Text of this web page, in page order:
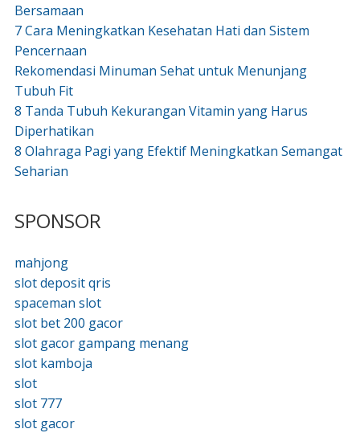
Bersamaan
7 Cara Meningkatkan Kesehatan Hati dan Sistem
Pencernaan
Rekomendasi Minuman Sehat untuk Menunjang
Tubuh Fit
8 Tanda Tubuh Kekurangan Vitamin yang Harus
Diperhatikan
8 Olahraga Pagi yang Efektif Meningkatkan Semangat
Seharian
SPONSOR
mahjong
slot deposit qris
spaceman slot
slot bet 200 gacor
slot gacor gampang menang
slot kamboja
slot
slot 777
slot gacor